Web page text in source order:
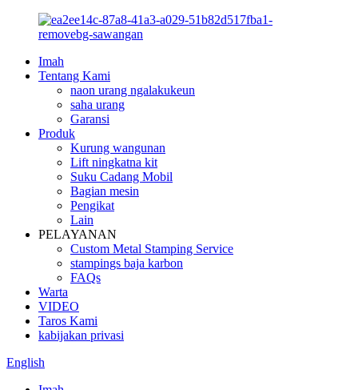
Imah
Tentang Kami
naon urang ngalakukeun
saha urang
Garansi
Produk
Kurung wangunan
Lift ningkatna kit
Suku Cadang Mobil
Bagian mesin
Pengikat
Lain
PELAYANAN
Custom Metal Stamping Service
stampings baja karbon
FAQs
Warta
VIDEO
Taros Kami
kabijakan privasi
English